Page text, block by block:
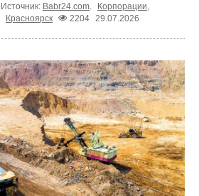
Источник: Babr24.com Корпорации
Красноярск 2204 29.07.2026